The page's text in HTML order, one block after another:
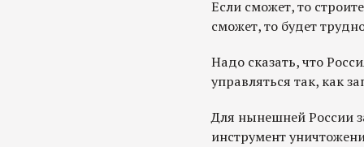
Если сможет, то
сможет, то будет
Надо сказать, что
управляться так, как
Для нынешней России
инструмент